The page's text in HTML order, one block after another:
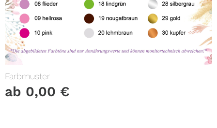
Farbmuster
ab 0,00 €